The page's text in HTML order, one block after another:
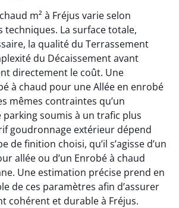
m² à Fréjus varie selon
techniques. La surface totale,
la qualité du Terrassement
du Décaissement avant
directement le coût. Une
à chaud pour une Allée en enrobé
mêmes contraintes qu’un
soumis à un trafic plus
goudronnage extérieur dépend
de finition choisi, qu’il s’agisse d’un
allée ou d’un Enrobé à chaud
Une estimation précise prend en
de ces paramètres afin d’assurer
cohérent et durable à Fréjus.